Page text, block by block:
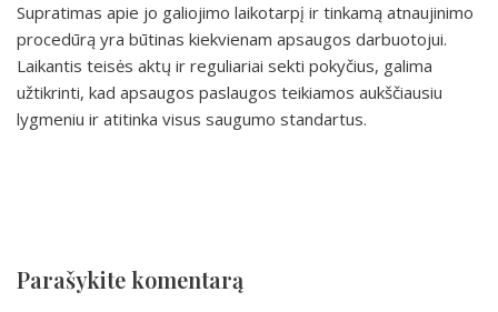
Supratimas apie jo galiojimo laikotarpį ir tinkamą atnaujinimo
procedūrą yra būtinas kiekvienam apsaugos darbuotojui.
Laikantis teisės aktų ir reguliariai sekti pokyčius, galima
užtikrinti, kad apsaugos paslaugos teikiamos aukščiausiu
lygmeniu ir atitinka visus saugumo standartus.
Parašykite komentarą